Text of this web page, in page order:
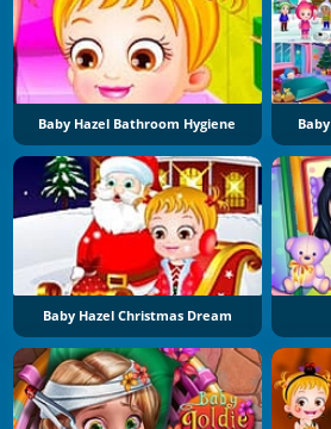
Baby Hazel Bathroom Hygiene
Baby Hazel Christmas Dream